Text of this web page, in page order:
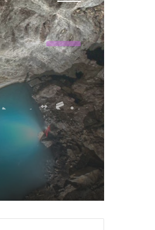
عمومی
29 بهمن 1403
بزرگ‌ترین
جهان در